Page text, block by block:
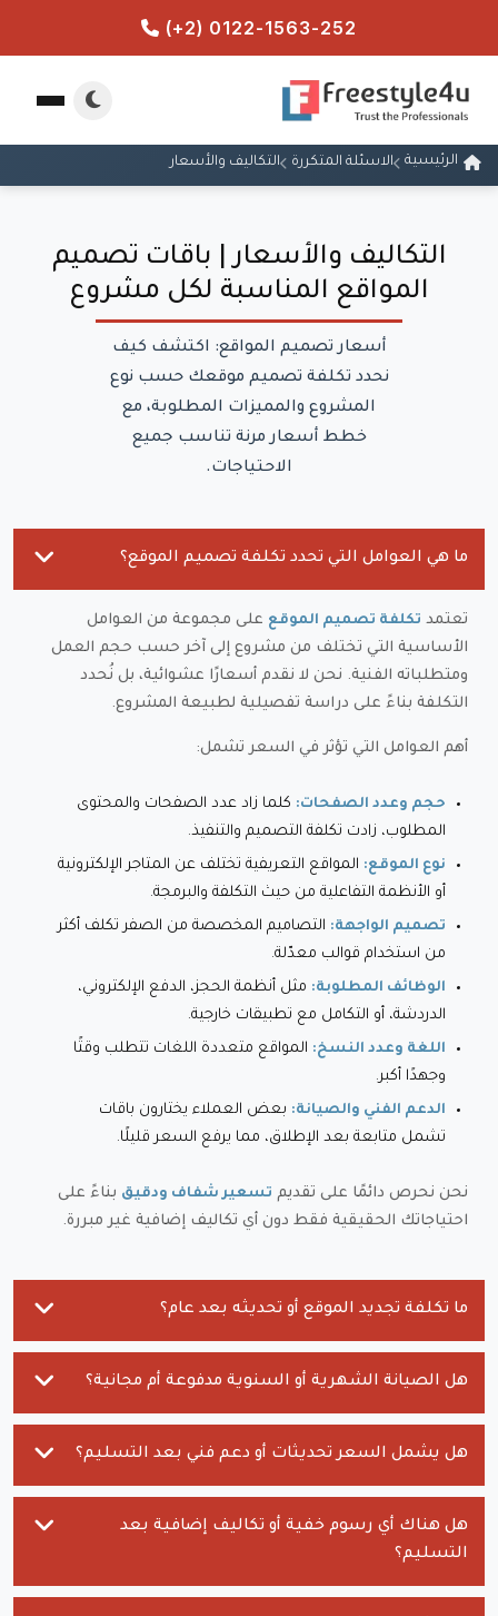
(+2) 0122-1563-252
الرئيسية الاسئلة المتكررة التكاليف والأسعار
التكاليف والأسعار | باقات تصميم
المواقع المناسبة لكل مشروع
أسعار تصميم المواقع: اكتشف كيف
نحدد تكلفة تصميم موقعك حسب نوع
المشروع والمميزات المطلوبة، مع
خطط أسعار مرنة تناسب جميع
الاحتياجات.
ما هي العوامل التي تحدد تكلفة تصميم الموقع؟
تعتمد تكلفة تصميم الموقع على مجموعة من العوامل
الأساسية التي تختلف من مشروع إلى آخر حسب حجم العمل
ومتطلباته الفنية. نحن لا نقدم أسعارًا عشوائية، بل نُحدد
التكلفة بناءً على دراسة تفصيلية لطبيعة المشروع.
أهم العوامل التي تؤثر في السعر تشمل:
حجم وعدد الصفحات: كلما زاد عدد الصفحات والمحتوى
المطلوب، زادت تكلفة التصميم والتنفيذ.
نوع الموقع: المواقع التعريفية تختلف عن المتاجر الإلكترونية
أو الأنظمة التفاعلية من حيث التكلفة والبرمجة.
تصميم الواجهة: التصاميم المخصصة من الصفر تكلف أكثر
من استخدام قوالب معدّلة.
الوظائف المطلوبة: مثل أنظمة الحجز، الدفع الإلكتروني،
الدردشة، أو التكامل مع تطبيقات خارجية.
اللغة وعدد النسخ: المواقع متعددة اللغات تتطلب وقتًا
وجهدًا أكبر.
الدعم الفني والصيانة: بعض العملاء يختارون باقات
تشمل متابعة بعد الإطلاق، مما يرفع السعر قليلًا.
نحن نحرص دائمًا على تقديم تسعير شفاف ودقيق بناءً على
احتياجاتك الحقيقية فقط دون أي تكاليف إضافية غير مبررة.
ما تكلفة تجديد الموقع أو تحديثه بعد عام؟
هل الصيانة الشهرية أو السنوية مدفوعة أم مجانية؟
هل يشمل السعر تحديثات أو دعم فني بعد التسليم؟
هل هناك أي رسوم خفية أو تكاليف إضافية بعد
التسليم؟